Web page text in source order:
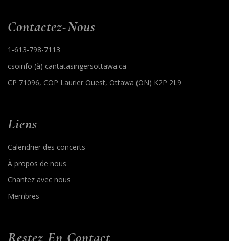
Contactez-Nous​
1-613-798-7113
csoinfo (à) cantatasingersottawa.ca
CP 71096, COP Laurier Ouest, Ottawa (ON) K2P 2L9
Liens​
Calendrier des concerts​
À propos de nous​
Chantez avec nous​
Membres​